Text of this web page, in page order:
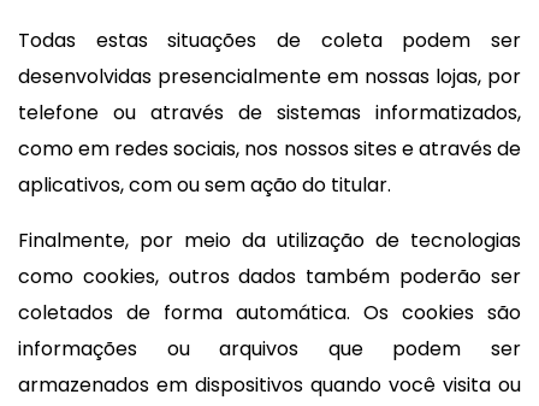
Todas estas situações de coleta podem ser
desenvolvidas presencialmente em nossas lojas, por
telefone ou através de sistemas informatizados,
como em redes sociais, nos nossos sites e através de
aplicativos, com ou sem ação do titular.
Finalmente, por meio da utilização de tecnologias
como cookies, outros dados também poderão ser
coletados de forma automática. Os cookies são
informações ou arquivos que podem ser
armazenados em dispositivos quando você visita ou